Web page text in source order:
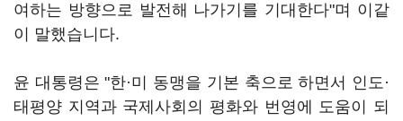
여하는 방향으로 발전해 나가기를 기대한다"며 이같
이 말했습니다.
윤 대통령은 "한·미 동맹을 기본 축으로 하면서 인도·
태평양 지역과 국제사회의 평화와 번영에 도움이 되